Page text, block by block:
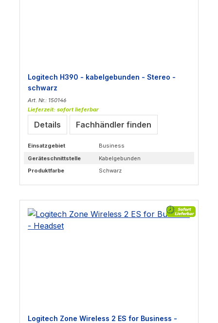
Logitech H390 - kabelgebunden - Stereo -
schwarz
Art. Nr.: 150146
Lieferzeit: sofort lieferbar
Details Fachhändler finden
Einsatzgebiet
Business
Geräteschnittstelle
Kabelgebunden
Produktfarbe
Schwarz
Logitech Zone Wireless 2 ES for Business -